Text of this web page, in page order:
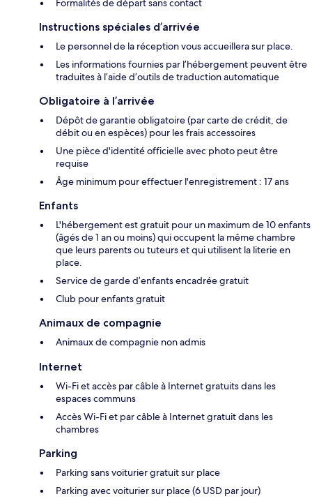
Formalités de départ sans contact
Instructions spéciales d’arrivée
Le personnel de la réception vous accueillera sur place.
Les informations fournies par l’hébergement peuvent être
traduites à l’aide d’outils de traduction automatique
Obligatoire à l’arrivée
Dépôt de garantie obligatoire (par carte de crédit, de
débit ou en espèces) pour les frais accessoires
Une pièce d'identité officielle avec photo peut être
requise
Âge minimum pour effectuer l'enregistrement : 17 ans
Enfants
L'hébergement est gratuit pour un maximum de 10 enfants
(âgés de 1 an ou moins) qui occupent la même chambre
que leurs parents ou tuteurs et qui utilisent la literie en
place.
Service de garde d’enfants encadrée gratuit
Club pour enfants gratuit
Animaux de compagnie
Animaux de compagnie non admis
Internet
Wi-Fi et accès par câble à Internet gratuits dans les
espaces communs
Accès Wi-Fi et par câble à Internet gratuit dans les
chambres
Parking
Parking sans voiturier gratuit sur place
Parking avec voiturier sur place (6 USD par jour)